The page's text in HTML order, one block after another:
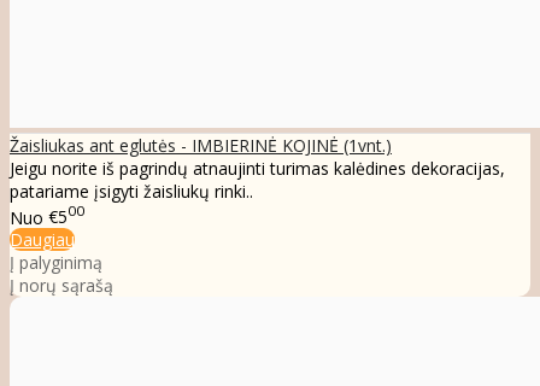
Žaisliukas ant eglutės - IMBIERINĖ KOJINĖ (1vnt.)
Jeigu norite iš pagrindų atnaujinti turimas kalėdines dekoracijas,
patariame įsigyti žaisliukų rinki..
Nuo €500
Daugiau
Į palyginimą
Į norų sąrašą